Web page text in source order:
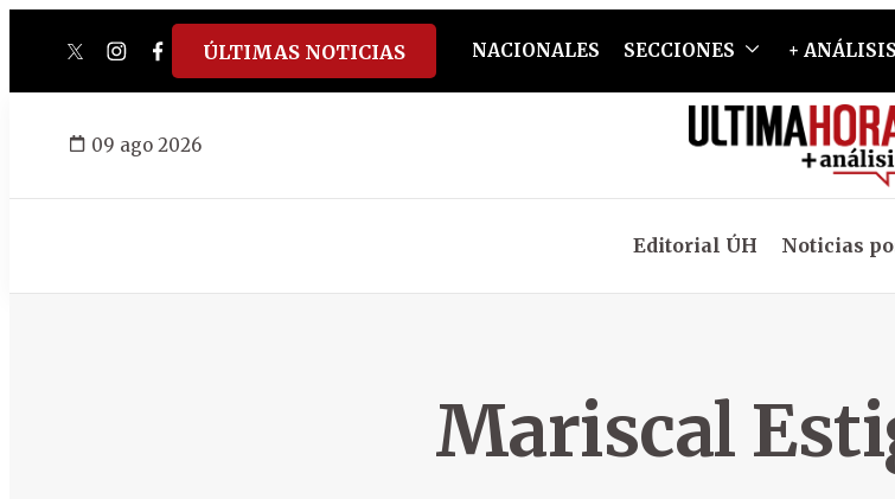
twitterinstagram
facebook
tiktokyoutube
spotify
ÚLTIMAS NOTICIAS NACIONALES SECCIONES + ANÁLISIS
09 ago 2026
Editorial ÚH Noticias
Mariscal